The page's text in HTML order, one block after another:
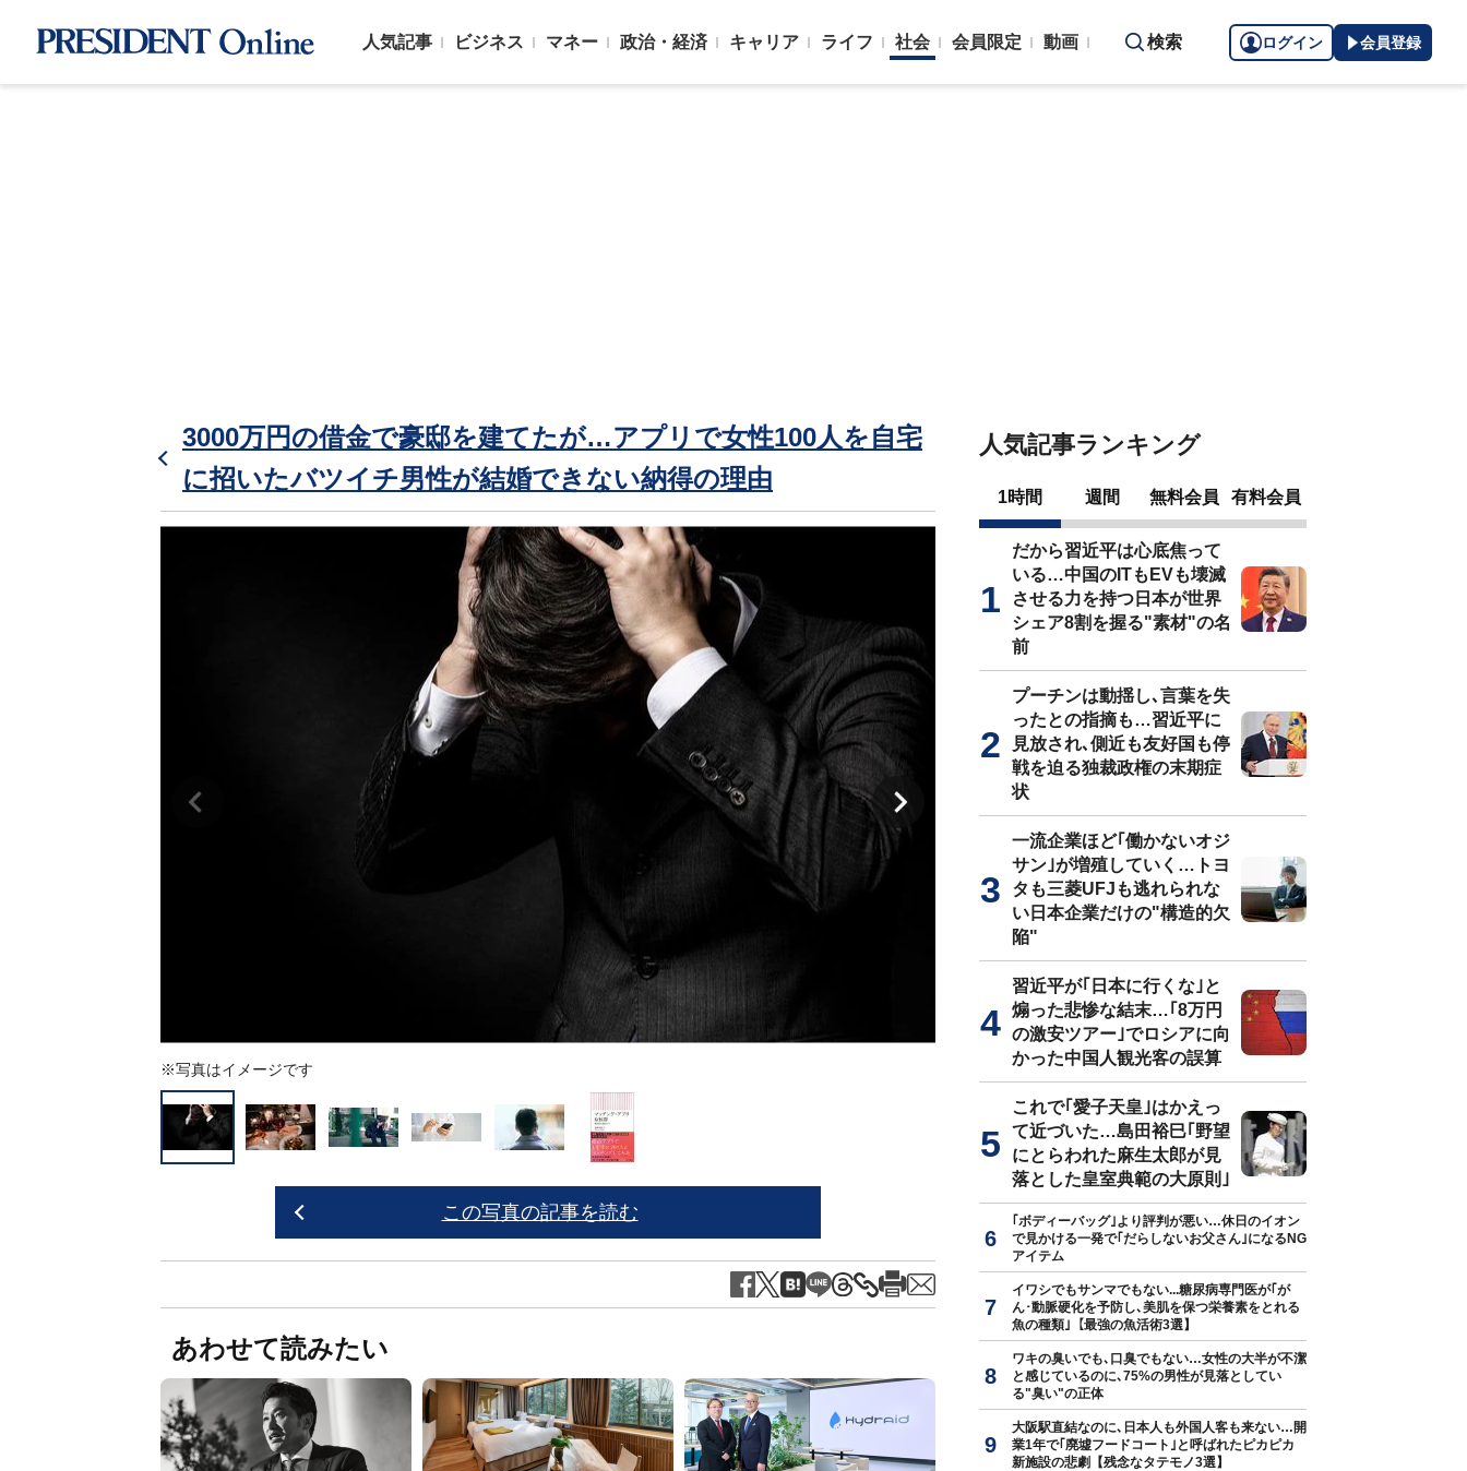
人気記事 ビジネス マネー 政治・経済 キャリア ライフ 社会 会員限定 動画 検索 ログイン 会員登録
3000万円の借金で豪邸を建てたが…アプリで女性100人を自宅
に招いたバツイチ男性が結婚できない納得の理由
※写真はイメージです ※写真はイメージです
この写真の記事を読む
あわせて読みたい
人気記事ランキング
1時間 週間 無料会員 有料会員
だから習近平は心底焦って
いる…中国のITもEVも壊滅
させる力を持つ日本が世界
シェア8割を握る"素材"の名
前
プーチンは動揺し､言葉を失
ったとの指摘も…習近平に
見放され､側近も友好国も停
戦を迫る独裁政権の末期症
状
一流企業ほど｢働かないオジ
サン｣が増殖していく…トヨ
タも三菱UFJも逃れられな
い日本企業だけの"構造的欠
陥"
習近平が｢日本に行くな｣と
煽った悲惨な結末…｢8万円
の激安ツアー｣でロシアに向
かった中国人観光客の誤算
これで｢愛子天皇｣はかえっ
て近づいた…島田裕巳｢野望
にとらわれた麻生太郎が見
落とした皇室典範の大原則｣
｢ボディーバッグ｣より評判が悪い…休日のイオン
で見かける一発で｢だらしないお父さん｣になるNG
アイテム
イワシでもサンマでもない...糖尿病専門医が｢が
ん･動脈硬化を予防し､美肌を保つ栄養素をとれる
魚の種類｣【最強の魚活術3選】
ワキの臭いでも､口臭でもない…女性の大半が不潔
と感じているのに､75%の男性が見落としてい
る"臭い"の正体
大阪駅直結なのに､日本人も外国人客も来ない…開
業1年で｢廃墟フードコート｣と呼ばれたピカピカ
新施設の悲劇【残念なタテモノ3選】